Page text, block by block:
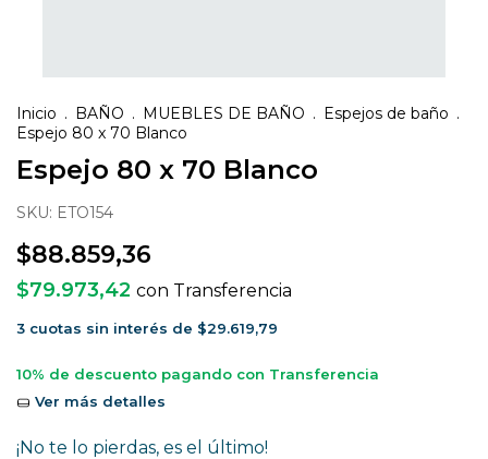
Inicio . BAÑO . MUEBLES DE BAÑO . Espejos de baño .
Espejo 80 x 70 Blanco
Espejo 80 x 70 Blanco
SKU: ETO154
$88.859,36
$79.973,42 con Transferencia
3 cuotas sin interés de $29.619,79
10% de descuento pagando con Transferencia
Ver más detalles
¡No te lo pierdas, es el último!